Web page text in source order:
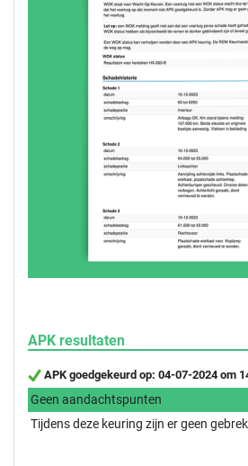
APK resultaten
APK goedgekeurd op: 04-07-2024 om
Geen aandachtspunten
Tijdens deze keuring zijn er geen